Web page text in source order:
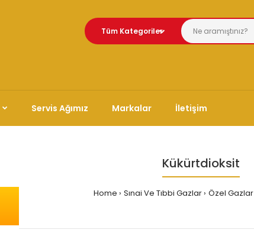
Servis Ağımız Markalar İletişim
Kükürtdioksit
Home Sınai Ve Tıbbi Gazlar Özel Gazlar